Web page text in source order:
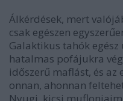
Álkérdések, mert
csak egészen
Galaktikus tahók
hatalmas pofájukra
időszerű maflást, és az
onnan, ahonnan
Nyugi, kicsi